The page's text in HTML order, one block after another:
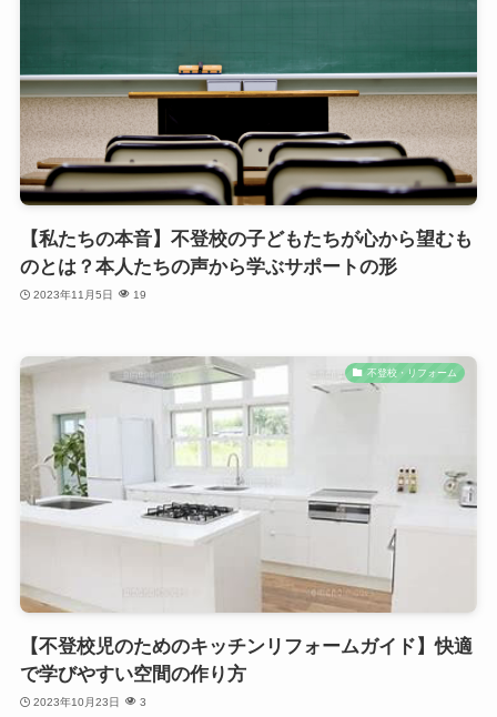
【私たちの本音】不登校の子どもたちが心から望むも
のとは？本人たちの声から学ぶサポートの形
2023年11月5日 19
不登校・リフォーム
【不登校児のためのキッチンリフォームガイド】快適
で学びやすい空間の作り方
2023年10月23日 3